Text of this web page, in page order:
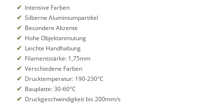
Intensive Farben
Silberne Aluminiumpartikel
Besondere Akzente
Hohe Objektanmutung
Leichte Handhabung
Filamentstärke: 1,75mm
Verschiedene Farben
Drucktemperatur: 190-230°C
Bauplatte: 30-60°C
Druckgeschwindigkeit bis 200mm/s